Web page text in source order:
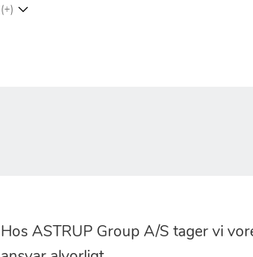
(+)
Hos ASTRUP Group A/S tager vi